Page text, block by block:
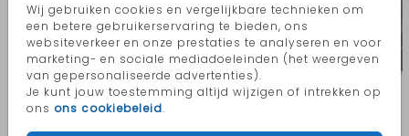
Wij gebruiken cookies en vergelijkbare technieken om
een betere gebruikerservaring te bieden, ons
websiteverkeer en onze prestaties te analyseren en voor
marketing- en sociale mediadoeleinden (het weergeven
van gepersonaliseerde advertenties).
Je kunt jouw toestemming altijd wijzigen of intrekken op
ons ons cookiebeleid.